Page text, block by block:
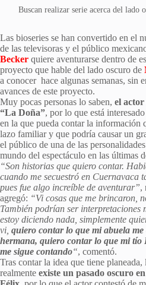
Buscan realizar serie acerca del lado
Las bioseries se han convertido en el
de las televisoras y el público
Becker quiere aventurarse dentro de
proyecto que hable del lado oscuro de
a conocer hace algunas semanas, sin
avances de este proyecto.
Muy pocas personas lo saben, el actor
“La Doña”, por lo que está
en la que pueda contar la información
lazo familiar y que podría causar un
el público de una de las
mundo del espectáculo en las últimas
“Son historias que quiero contar.
cuando me secuestró en Cuernavaca
pues fue algo increíble de aventurar”,
agregó: “Vi cosas que me brincaron,
También podrían ser interpretaciones
estoy diciendo nada, simplemente
vi, quiero contar lo que mi abuela me
hermana, quiero contar lo que mi tío
me sigue contando“, comentó.
Tras contar la idea que tiene planeada,
realmente existe un pasado oscuro